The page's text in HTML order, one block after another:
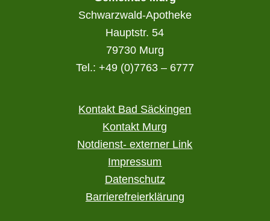
Schwarzwald-Apotheke
Hauptstr. 54
79730 Murg
Tel.: +49 (0)7763 – 6777
Kontakt Bad Säckingen
Kontakt Murg
Notdienst- externer Link
Impressum
Datenschutz
Barrierefreierklärung